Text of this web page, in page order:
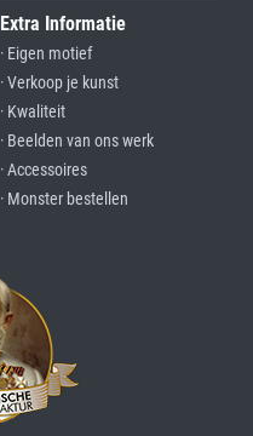
Extra Informatie
· Eigen motief
· Verkoop je kunst
· Kwaliteit
· Beelden van ons werk
· Accessoires
· Monster bestellen